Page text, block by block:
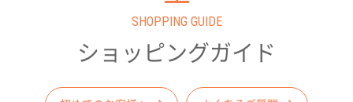
商品がよさそうだったから
コットンバッグM(B4対応)
200枚
SHOPPING GUIDE
ショッピングガイド